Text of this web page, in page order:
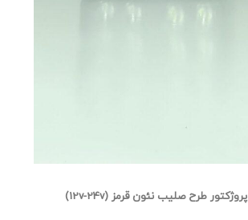
پروژکتور طرح صلیب نئون قرمز (12v-24v)